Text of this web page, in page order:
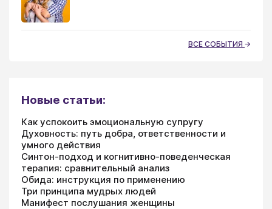
ВСЕ СОБЫТИЯ
Новые статьи:
Как успокоить эмоциональную супругу
Духовность: путь добра, ответственности и
умного действия
Синтон-подход и когнитивно-поведенческая
терапия: сравнительный анализ
Обида: инструкция по применению
Три принципа мудрых людей
Манифест послушания женщины